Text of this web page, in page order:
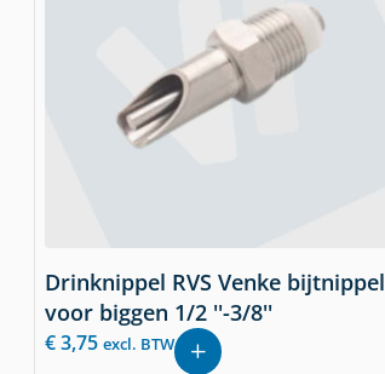
Drinknippel RVS Venke bijtnippel
voor biggen 1/2 ''-3/8''
€3,75 excl. BTW